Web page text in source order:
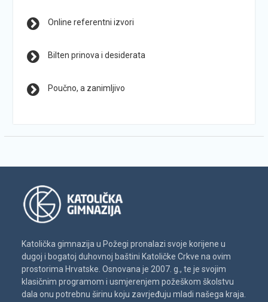
Online referentni izvori
Bilten prinova i desiderata
Poučno, a zanimljivo
Katolička gimnazija u Požegi pronalazi svoje korijene u
dugoj i bogatoj duhovnoj baštini Katoličke Crkve na ovim
prostorima Hrvatske. Osnovana je 2007. g., te je svojim
klasičnim programom i usmjerenjem požeškom školstvu
dala onu potrebnu širinu koju zavrjeđuju mladi našega kraja.